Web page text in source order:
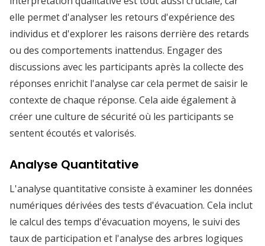
elle permet d'analyser les retours d'expérience des
individus et d'explorer les raisons derrière des retards
ou des comportements inattendus. Engager des
discussions avec les participants après la collecte des
réponses enrichit l'analyse car cela permet de saisir le
contexte de chaque réponse. Cela aide également à
créer une culture de sécurité où les participants se
sentent écoutés et valorisés.
Analyse Quantitative
L'analyse quantitative consiste à examiner les données
numériques dérivées des tests d'évacuation. Cela inclut
le calcul des temps d'évacuation moyens, le suivi des
taux de participation et l'analyse des arbres logiques